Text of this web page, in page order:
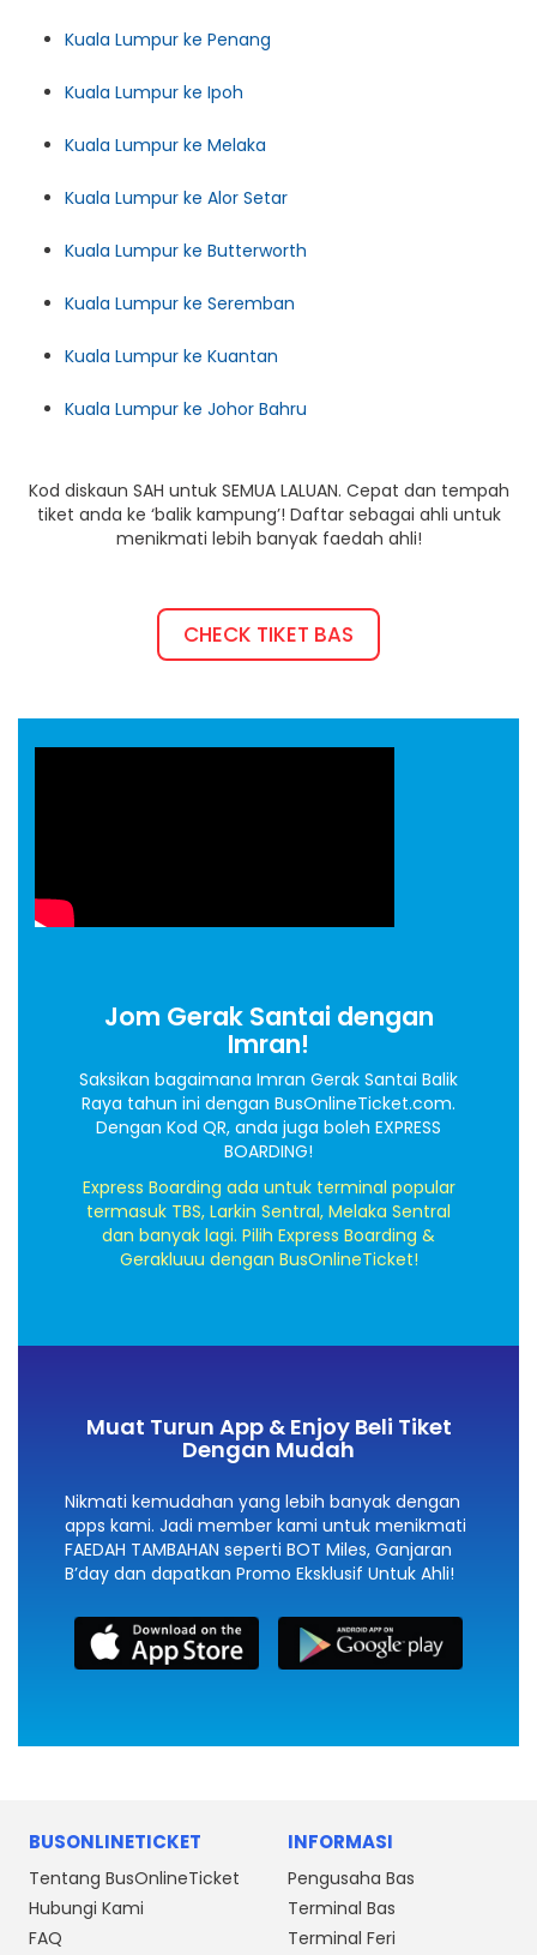
Kuala Lumpur ke Penang
Kuala Lumpur ke Ipoh
Kuala Lumpur ke Melaka
Kuala Lumpur ke Alor Setar
Kuala Lumpur ke Butterworth
Kuala Lumpur ke Seremban
Kuala Lumpur ke Kuantan
Kuala Lumpur ke Johor Bahru
Kod diskaun SAH untuk SEMUA LALUAN. Cepat dan tempah
tiket anda ke ‘balik kampung’! Daftar sebagai ahli untuk
menikmati lebih banyak faedah ahli!
CHECK TIKET BAS
Jom Gerak Santai dengan
Imran!
Saksikan bagaimana Imran Gerak Santai Balik
Raya tahun ini dengan BusOnlineTicket.com.
Dengan Kod QR, anda juga boleh EXPRESS
BOARDING!
Express Boarding ada untuk terminal popular
termasuk TBS, Larkin Sentral, Melaka Sentral
dan banyak lagi. Pilih Express Boarding &
Gerakluuu dengan BusOnlineTicket!
Muat Turun App & Enjoy Beli Tiket
Dengan Mudah
Nikmati kemudahan yang lebih banyak dengan
apps kami. Jadi member kami untuk menikmati
FAEDAH TAMBAHAN seperti BOT Miles, Ganjaran
B’day dan dapatkan Promo Eksklusif Untuk Ahli!
BUSONLINETICKET
Tentang BusOnlineTicket
Hubungi Kami
FAQ
INFORMASI
Pengusaha Bas
Terminal Bas
Terminal Feri